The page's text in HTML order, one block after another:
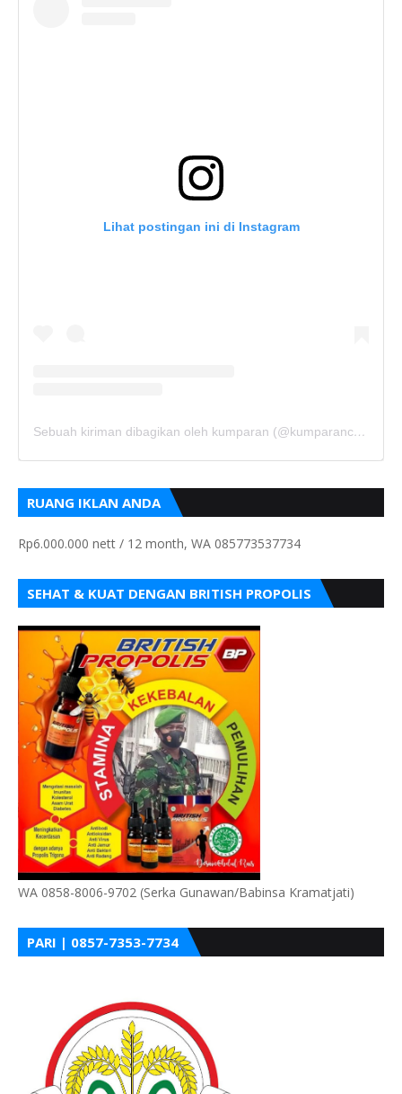
Lihat postingan ini di Instagram
Sebuah kiriman dibagikan oleh kumparan (@kumparancom)
RUANG IKLAN ANDA
Rp6.000.000 nett / 12 month, WA 085773537734
SEHAT & KUAT DENGAN BRITISH PROPOLIS
WA 0858-8006-9702 (Serka Gunawan/Babinsa Kramatjati)
PARI | 0857-7353-7734